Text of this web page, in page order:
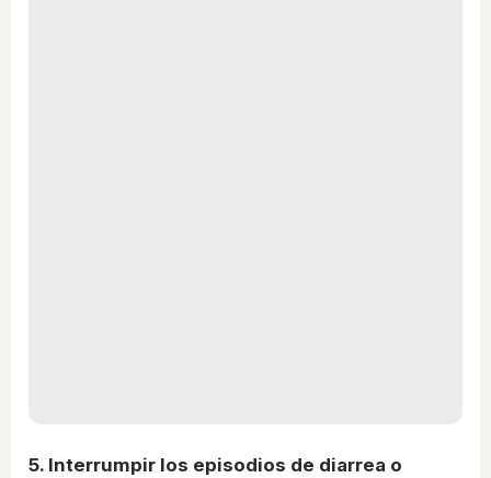
5. Interrumpir los episodios de diarrea o